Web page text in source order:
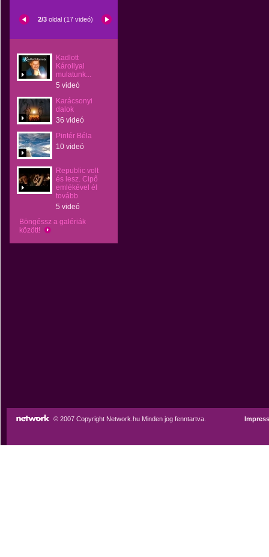
2/3 oldal (17 videó)
Kadlott
Károllyal
mulatunk...
5 videó
Karácsonyi
dalok
36 videó
Pintér Béla
10 videó
Republic volt
és lesz. Cipő
emlékével él
tovább
5 videó
Böngéssz a galériák
között!
© 2007 Copyright Network.hu Minden jog fenntartva.